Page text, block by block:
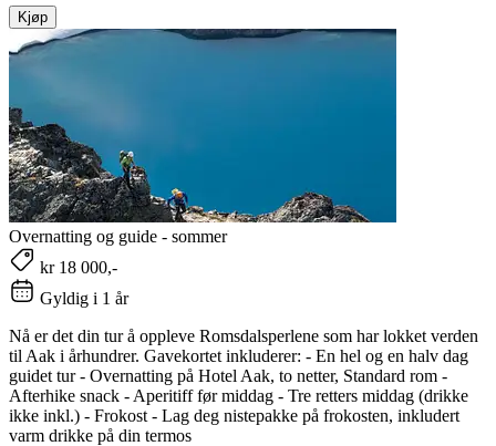
Kjøp
Overnatting og guide - sommer
kr 18 000,-
Gyldig i 1 år
Nå er det din tur å oppleve Romsdalsperlene som har lokket verden
til Aak i århundrer. Gavekortet inkluderer: - En hel og en halv dag
guidet tur - Overnatting på Hotel Aak, to netter, Standard rom -
Afterhike snack - Aperitiff før middag - Tre retters middag (drikke
ikke inkl.) - Frokost - Lag deg nistepakke på frokosten, inkludert
varm drikke på din termos